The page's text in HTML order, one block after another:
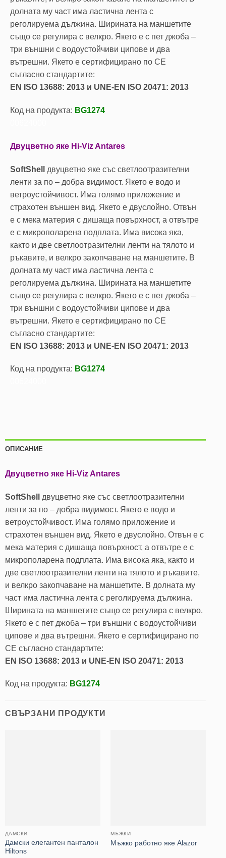
долната му част има ластична лента с
реголируема дължина. Ширината на маншетите
също се регулира с велкро. Якето е с пет джоба –
три външни с водоустойчиви ципове и два
вътрешни. Якето е сертифицирано по CE
съгласно стандартите:
EN ISO 13688: 2013 и UNE-EN ISO 20471: 2013
Код на продукта: BG1274
Двуцветно яке Hi-Viz Antares
SoftShell
двуцветно яке със светлоотразителни
ленти за по – добра видимост. Якето е водо и
ветроустойчивост. Има голямо приложение и
страхотен външен вид. Якето е двуслойно. Отвън
е с мека материя с дишаща повърхност, а отвътре
е с микрополарена подплата. Има висока яка,
както и две светлоотразителни ленти на тялото и
ръкавите, и велкро закопчаване на маншетите. В
долната му част има ластична лента с
реголируема дължина. Ширината на маншетите
също се регулира с велкро. Якето е с пет джоба –
три външни с водоустойчиви ципове и два
вътрешни. Якето е сертифицирано по CE
съгласно стандартите:
EN ISO 13688: 2013 и UNE-EN ISO 20471: 2013
Код на продукта: BG1274
ОПИСАНИЕ
Двуцветно яке Hi-Viz Antares
SoftShell
двуцветно яке със светлоотразителни
ленти за по – добра видимост. Якето е водо и
ветроустойчивост. Има голямо приложение и
страхотен външен вид. Якето е двуслойно. Отвън е с
мека материя с дишаща повърхност, а отвътре е с
микрополарена подплата. Има висока яка, както и
две светлоотразителни ленти на тялото и ръкавите,
и велкро закопчаване на маншетите. В долната му
част има ластична лента с реголируема дължина.
Ширината на маншетите също се регулира с велкро.
Якето е с пет джоба – три външни с водоустойчиви
ципове и два вътрешни. Якето е сертифицирано по
CE съгласно стандартите:
EN ISO 13688: 2013 и UNE-EN ISO 20471: 2013
Код на продукта: BG1274
СВЪРЗАНИ ПРОДУКТИ
ДАМСКИ
Дамски елегантен панталон
Hiltons
МЪЖКИ
Мъжко работно яке Alazor